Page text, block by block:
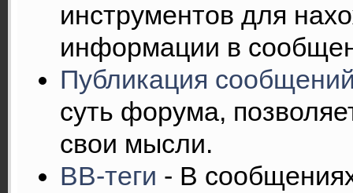
инструментов для
информации в
Публикация
суть форума,
свои мысли.
BB-теги - В